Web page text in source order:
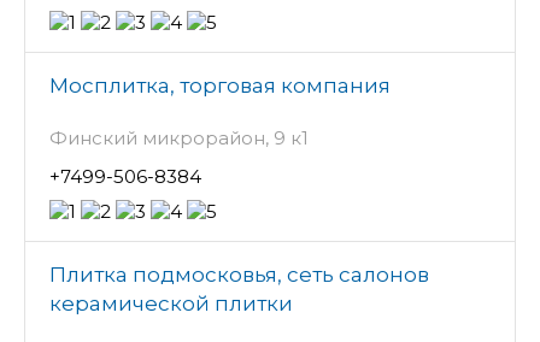
Мосплитка, торговая компания
Финский микрорайон, 9 к1
+7499-506-8384
Плитка подмосковья, сеть салонов
керамической плитки